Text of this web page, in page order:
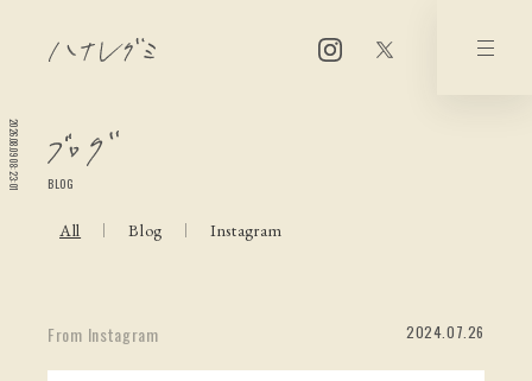
2026.08.09 08:23:01 BLOG
All Blog Instagram
2024.07.26